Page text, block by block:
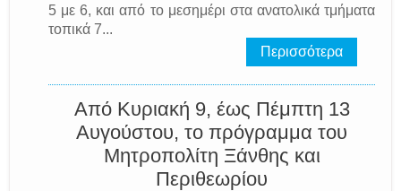
5 με 6, και από το μεσημέρι στα ανατολικά τμήματα
τοπικά 7...
Περισσότερα
Από Κυριακή 9, έως Πέμπτη 13
Αυγούστου, το πρόγραμμα του
Μητροπολίτη Ξάνθης και
Περιθεωρίου